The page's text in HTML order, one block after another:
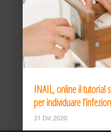
INAIL, online il tutorial
per individuare
31 Dic 2020